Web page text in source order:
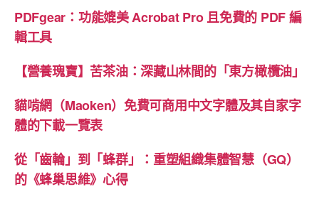
PDFgear：功能媲美 Acrobat Pro 且免費的 PDF 編
輯工具
【營養瑰寶】苦茶油：深藏山林間的「東方橄欖油」
貓啃網（Maoken）免費可商用中文字體及其自家字
體的下載一覽表
從「齒輪」到「蜂群」：重塑組織集體智慧（GQ）
的《蜂巢思維》心得